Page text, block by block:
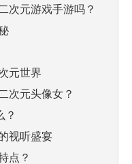
次元游戏手游吗？
元世界
次元头像女？
？
视听盛宴
点？